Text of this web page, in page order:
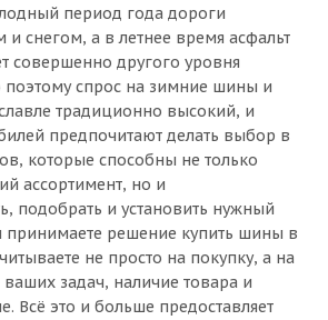
период года дороги
снегом, а в летнее время асфальт
совершенно другого уровня
спрос на зимние шины и
традиционно высокий, и
предпочитают делать выбор в
которые способны не только
ассортимент, но и
подобрать и установить нужный
принимаете решение купить шины в
не просто на покупку, а на
задач, наличие товара и
Всё это и больше предоставляет